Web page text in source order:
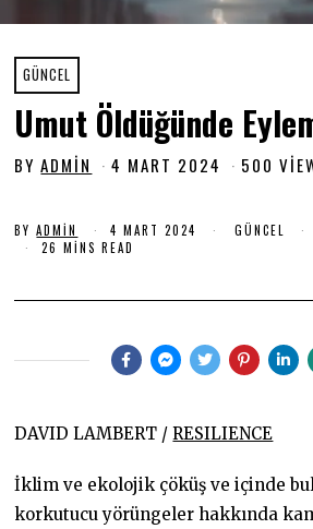
GÜNCEL
Umut Öldüğünde
BYADMIN 4 MART 2024 4
0
4
500
BYADMIN 4 MART 2024
2
4
GÜNCEL
26 MINS READ
DAVID LAMBERT /RESILIENCE
İklim ve ekolojik çöküş ve içinde
korkutucu yörüngeler hakkında